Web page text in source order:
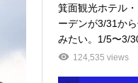
箕面観光ホテル
ーデンが3/31か
みたい。1/5〜3/
124,535 views